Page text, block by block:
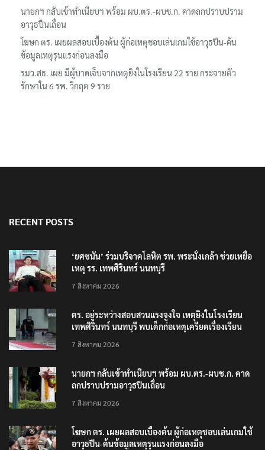
นายกฯ กลับเข้าทำเนียบฯ พร้อม ผบ.ตร.-ผบช.ก. คาดถกปราบปราม
อาวุธปืนเถื่อน
โฆษก ตร. เผยผลสอบเบื้องต้น ผู้ก่อเหตุชอบเล่นเกมใช้อาวุธปืน-ค้น
ข้อมูลเหตุรุนแรงก่อนลงมือ
รมว.สธ. เผย มีผู้บาดเจ็บจากเหตุยิงในโรงเรียน 22 ราย กระจายตัว
รักษาใน 6 รพ. วิกฤต 9 ราย
RECENT POSTS
‘ยศชนัน’ ร่วมบริจาคโลหิต รพ. พระนั่งเกล้า ช่วยเหยื่อ
เหตุ รร. เทพศิรินทร์ นนทบุรี
7 สิงหาคม 2026
ตร. อยู่ระหว่างสอบสวนแรงจูงใจ เหตุยิงในโรงเรียน
เทพศิรินทร์ นนทบุรี พบเด็กก่อเหตุเครียดเรื่องเรียน
7 สิงหาคม 2026
นายกฯ กลับเข้าทำเนียบฯ พร้อม ผบ.ตร.-ผบช.ก. คาด
ถกปราบปรามอาวุธปืนเถื่อน
7 สิงหาคม 2026
โฆษก ตร. เผยผลสอบเบื้องต้น ผู้ก่อเหตุชอบเล่นเกมใช้
อาวุธปืน-ค้นข้อมูลเหตุรุนแรงก่อนลงมือ